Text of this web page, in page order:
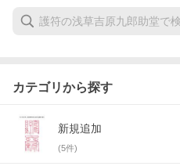
カテゴリから探す
新規追加
(5件)